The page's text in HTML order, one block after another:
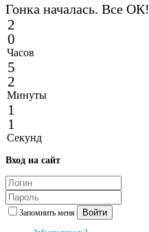
Гонка началась. Все ОК!
2
0
Часов
5
2
Минуты
1
1
Секунд
Вход на сайт
Запомнить меня Войти